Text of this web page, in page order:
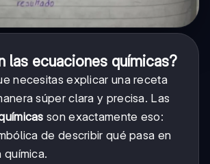
las ecuaciones químicas?
necesitas explicar una receta
súper clara y precisa. Las
son exactamente eso:
de describir qué pasa en
química.